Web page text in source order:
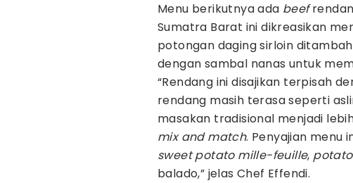
Menu berikutnya ada beef
Sumatra Barat ini dikreasikan
potongan daging sirloin
dengan sambal nanas untuk
“Rendang ini disajikan terpisah
rendang masih terasa seperti
masakan tradisional menjadi
mix and match. Penyajian menu
sweet potato mille-feuille,
balado,” jelas Chef Effendi.